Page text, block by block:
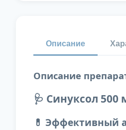
Описание
Описание
🩺 Синуксол
💊 Эффективный